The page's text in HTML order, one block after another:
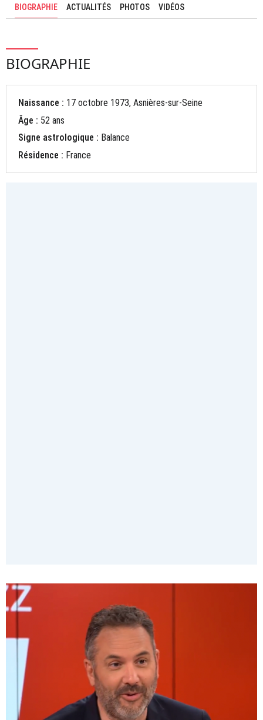
BIOGRAPHIE ACTUALITÉS PHOTOS VIDÉOS
BIOGRAPHIE
Naissance : 17 octobre 1973, Asnières-sur-Seine
Âge : 52 ans
Signe astrologique : Balance
Résidence : France